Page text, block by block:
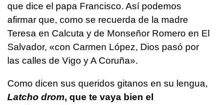
que dice el papa Francisco. Así podemos
afirmar que, como se recuerda de la madre
Teresa en Calcuta y de Monseñor Romero en El
Salvador, «con Carmen López, Dios pasó por
las calles de Vigo y A Coruña».
Como dicen sus queridos gitanos en su lengua,
Latcho drom, que te vaya bien el